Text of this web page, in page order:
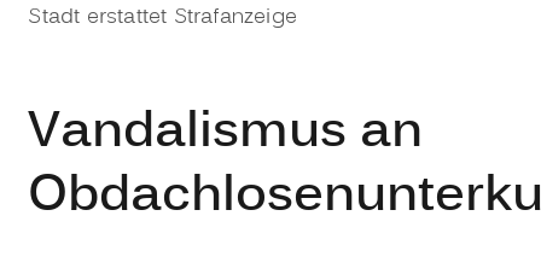
Stadt erstattet Strafanzeige
Vandalismus an